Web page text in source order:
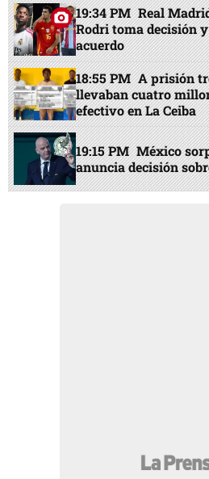
19:34 PM Real
Rodri toma decisión
acuerdo
18:55 PM A prisión
llevaban cuatro
efectivo en La Ceiba
19:15 PM México
anuncia decisión